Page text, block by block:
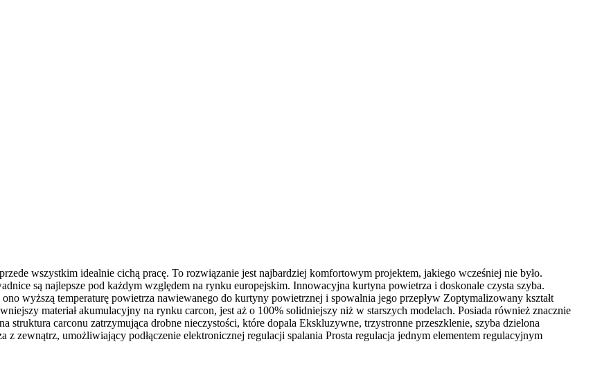
wszystkim idealnie cichą pracę. To rozwiązanie jest najbardziej komfortowym projektem, jakiego wcześniej nie było.
są najlepsze pod każdym względem na rynku europejskim. Innowacyjna kurtyna powietrza i doskonale czysta szyba.
wyższą temperaturę powietrza nawiewanego do kurtyny powietrznej i spowalnia jego przepływ Zoptymalizowany kształt
materiał akumulacyjny na rynku carcon, jest aż o 100% solidniejszy niż w starszych modelach. Posiada również znacznie
carconu zatrzymująca drobne nieczystości, które dopala Ekskluzywne, trzystronne przeszklenie, szyba dzielona
zewnątrz, umożliwiający podłączenie elektronicznej regulacji spalania Prosta regulacja jednym elementem regulacyjnym